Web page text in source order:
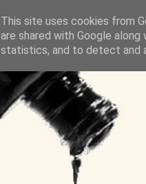
This site uses cookies from
are shared with Google
statistics, and to detect and